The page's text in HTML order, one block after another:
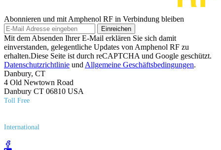
Abonnieren und mit Amphenol RF in Verbindung bleiben
Einreichen
Mit dem Absenden Ihrer E-Mail erklären Sie sich damit
einverstanden, gelegentliche Updates von Amphenol RF zu
erhalten.Diese Seite ist durch reCAPTCHA und Google geschützt.
Datenschutzrichtlinie und Allgemeine Geschäftsbedingungen.
Danbury, CT
4 Old Newtown Road
Danbury CT 06810 USA
Toll Free
International